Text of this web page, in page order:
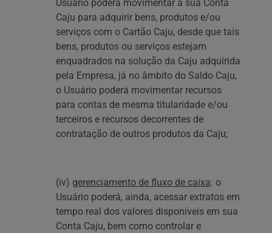
Usuário poderá movimentar a sua Conta
Caju para adquirir bens, produtos e/ou
serviços com o Cartão Caju, desde que tais
bens, produtos ou serviços estejam
enquadrados na solução da Caju adquirida
pela Empresa, já no âmbito do Saldo Caju,
o Usuário poderá movimentar recursos
para contas de mesma titularidade e/ou
terceiros e recursos decorrentes de
contratação de outros produtos da Caju;
(iv) gerenciamento de fluxo de caixa: o
Usuário poderá, ainda, acessar extratos em
tempo real dos valores disponíveis em sua
Conta Caju, bem como controlar e